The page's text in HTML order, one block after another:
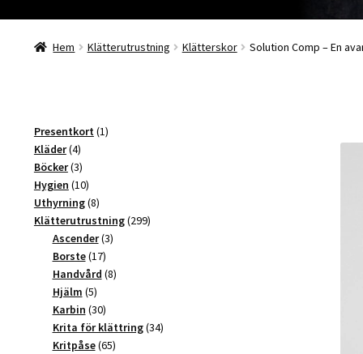
Hem Klätterutrustning Klätterskor Solution Comp – En
Presentkort 11
Kläder 44
produkter
Böcker 33
produkter
Hygien 1010
produkter
Uthyrning 88
produkter
Klätterutrustning 299299
Ascender 33
Borste 1717
produkter
Handvård 88
Hjälm 55
produkter
Karbin 3030
produkter
Krita för klättring 3434
Kritpåse 6565